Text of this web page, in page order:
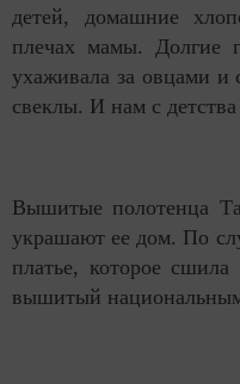
детей, домашние
плечах мамы. Долгие
ухаживала за овцами и
свеклы. И нам с
Вышитые полотенца
украшают ее дом. По
платье, которое
вышитый